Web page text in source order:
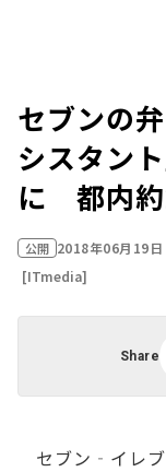
セブンの
シスタン
に 都内
公開 2018年06月19
[ITmedia]
Share
セブン‐イレブ